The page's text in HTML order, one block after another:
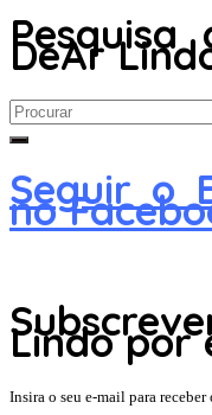
DeAr
Search
for:
Seguir o
no
Lindo por
Insira o seu e-mail para